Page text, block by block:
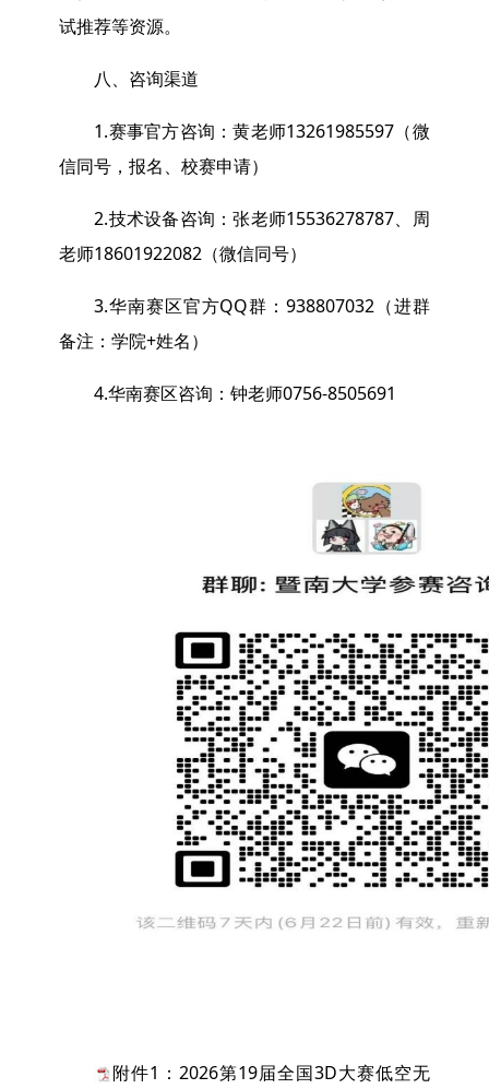
试推荐等资源。
八、咨询渠道
1.赛事官方咨询：黄老师13261985597（微
信同号，报名、校赛申请）
2.技术设备咨询：张老师15536278787、周
老师18601922082（微信同号）
3.华南赛区官方QQ群：938807032（进群
备注：学院+姓名）
4.华南赛区咨询：钟老师0756-8505691
附件1：2026第19届全国3D大赛低空无